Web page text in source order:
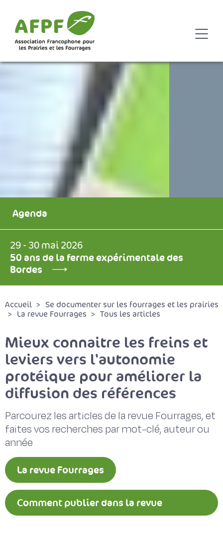
Agenda
29 - 30 mai 2026
50 ans de la ferme expérimentale des
Bordes
Accueil
Se documenter sur les fourrages et les prairies
La revue Fourrages
Tous les articles
Mieux connaitre les freins et
leviers vers l'autonomie
protéique pour améliorer la
diffusion des références
Parcourez les articles de la revue Fourrages, et
faites vos recherches par mot-clé, auteur ou
année
La revue Fourrages
Comment publier dans la revue